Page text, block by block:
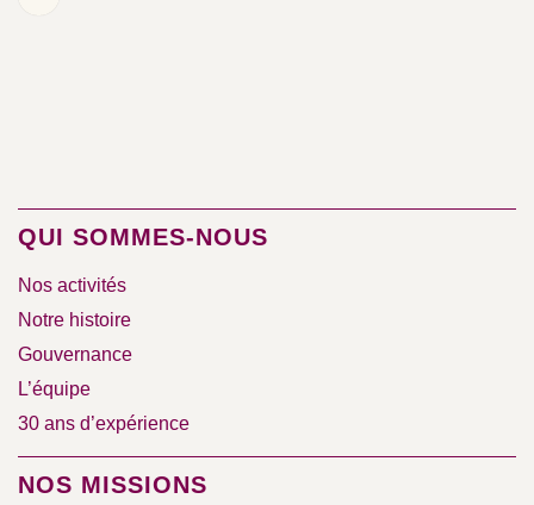
QUI SOMMES-NOUS
Nos activités
Notre histoire
Gouvernance
L’équipe
30 ans d’expérience
NOS MISSIONS